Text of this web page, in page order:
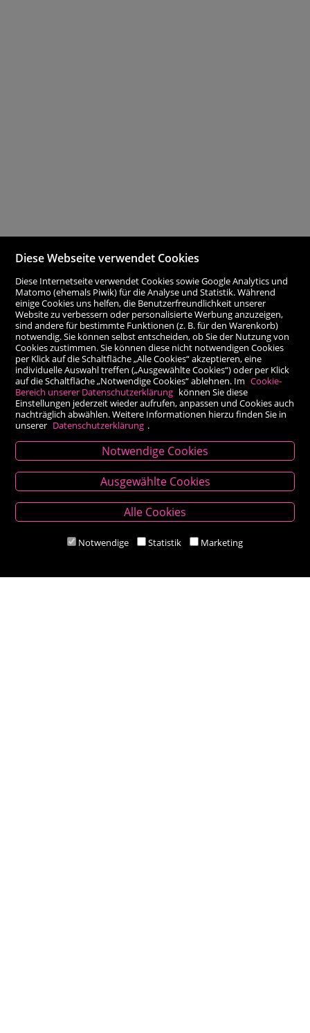
Kontakt
Besold Buch-Papier
Hauptplatz 14, 9300 St. Veit an der Glan
M:bestellung@besold.at
Diese Webseite verwendet Cookies
Diese Internetseite verwendet Cookies sowie Google Analytics und
Matomo (ehemals Piwik) für die Analyse und Statistik. Während
einige Cookies uns helfen, die Benutzerfreundlichkeit unserer
Website zu verbessern oder personalisierte Werbung anzuzeigen,
sind andere für bestimmte Funktionen (z. B. für den Warenkorb)
notwendig. Sie können selbst entscheiden, ob Sie der Nutzung von
Cookies zustimmen. Sie können diese nicht notwendigen Cookies
per Klick auf die Schaltfläche „Alle Cookies“ akzeptieren, eine
individuelle Auswahl treffen („Ausgewählte Cookies“) oder per Klick
auf die Schaltfläche „Notwendige Cookies“ ablehnen. Im Cookie-
Bereich unserer Datenschutzerklärung können Sie diese
Einstellungen jederzeit wieder aufrufen, anpassen und Cookies auch
nachträglich abwählen. Weitere Informationen hierzu finden Sie in
unserer Datenschutzerklärung .
Notwendige Cookies
Ausgewählte Cookies
Alle Cookies
Notwendige Statistik Marketing